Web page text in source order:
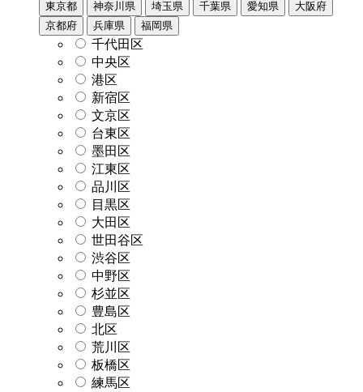
東京都 神奈川県 埼玉県 千葉県 愛知県
大阪府
京都府
兵庫県 福岡県
千代田区
中央区
港区
新宿区
文京区
台東区
墨田区
江東区
品川区
目黒区
大田区
世田谷区
渋谷区
中野区
杉並区
豊島区
北区
荒川区
板橋区
練馬区